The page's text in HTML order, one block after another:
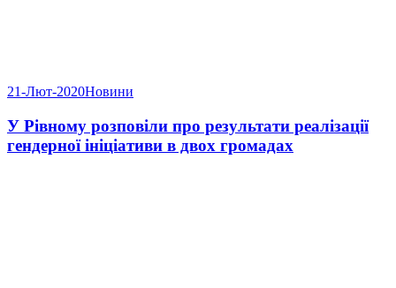
21-Лют-2020Новини
У Рівному розповіли про результати реалізації
гендерної ініціативи в двох громадах